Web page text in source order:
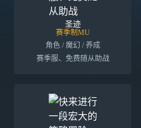
圣迹
赛季制MU
角色 / 魔幻 / 养成
赛季服、免费随从助战